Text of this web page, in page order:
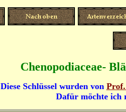
Chenopodiaceae-
Diese Schlüssel wurden von
Dafür möchte ich